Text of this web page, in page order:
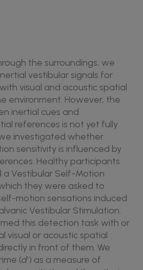
the surroundings, we
vestibular signals for
visual and acoustic spatial
environment. However, the
inertial cues and
references is not yet fully
investigated whether
sensitivity is influenced by
Healthy participants
a Vestibular Self-Motion
they were asked to
motion sensations induced
Vestibular Stimulation.
this detection task with or
visual or acoustic spatial
in front of them. We
(d’) as a measure of